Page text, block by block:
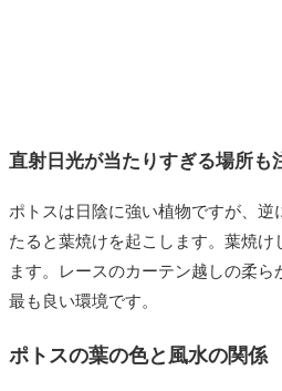
直射日光が当たりすぎる場所も
ポトスは日陰に強い植物ですが、逆
たると葉焼けを起こします。葉焼け
ます。レースのカーテン越しの柔ら
最も良い環境です。
ポトスの葉の色と風水の関係